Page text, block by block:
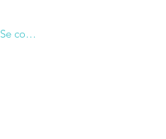
Se connecter